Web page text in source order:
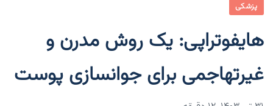
پزشکی
هایفوتراپی: یک روش مدرن و
غیرتهاجمی برای جوانسازی پوست